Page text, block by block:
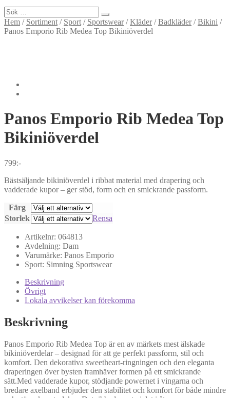
Sök
efter:
Hem / Sortiment / Sport / Sportswear/Kläder/Badkläder/Bikini /
Panos Emporio Rib Medea Top Bikiniöverdel
Panos Emporio Rib Medea Top
Bikiniöverdel
799:-
Bästsäljande bikiniöverdel i ribbat material med drapering och
vadderade kupor – ger stöd, form och en smickrande passform.
Färg
Storlek
Rensa
Artikelnr: 064813
Avdelning: Dam
Varumärke: Panos Emporio
Sport: Simning Sportswear
Beskrivning
Övrigt
Lokala avvikelser kan förekomma
Beskrivning
Panos Emporio Rib Medea Top är en av märkets mest älskade
bikiniöverdelar – designad för att ge perfekt passform, stil och
komfort. Den dekorativa sweetheart-ringningen och den eleganta
draperingen över bysten framhäver formen på ett smickrande
sätt.Med vadderade kupor, stödjande powernet i vingarna och
bredare axelband erbjuder den stabilitet och komfort för både mindre